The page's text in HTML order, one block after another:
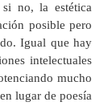
no, la estética
posible pero
Igual que hay
intelectuales
mucho
lugar de poesía